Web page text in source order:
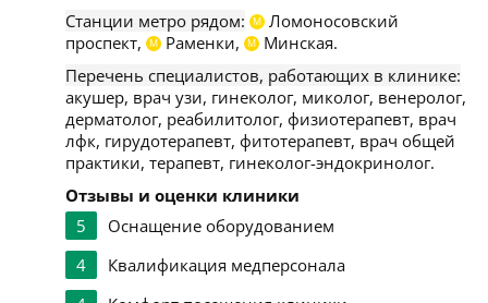
Станции метро рядом:
М Ломоносовский
проспект,
М Раменки, М
Минская.
Перечень специалистов, работающих в клинике:
акушер, врач узи, гинеколог, миколог, венеролог,
дерматолог, реабилитолог, физиотерапевт, врач
лфк, гирудотерапевт, фитотерапевт, врач общей
практики, терапевт, гинеколог-эндокринолог.
Отзывы и оценки клиники
5
Оснащение оборудованием
4
Квалификация медперсонала